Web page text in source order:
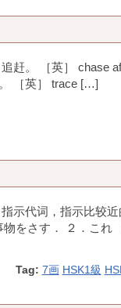
赶。 ［英］ chase
［英］ trace […]
示代词，指示比较
物をさす． ２．こ
Tag: 7画 HSK1級